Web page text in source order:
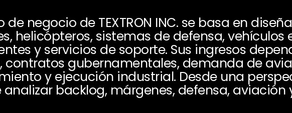
de negocio de TEXTRON INC. se basa en
helicópteros, sistemas de defensa, vehículos
y servicios de soporte. Sus ingresos
contratos gubernamentales, demanda de
y ejecución industrial. Desde una
analizar backlog, márgenes, defensa, aviación